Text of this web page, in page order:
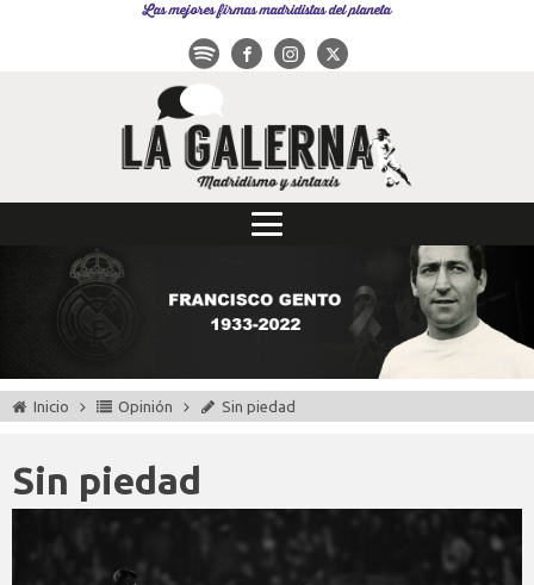
Las mejores firmas madridistas del planeta
Inicio Opinión Sin piedad
Sin piedad